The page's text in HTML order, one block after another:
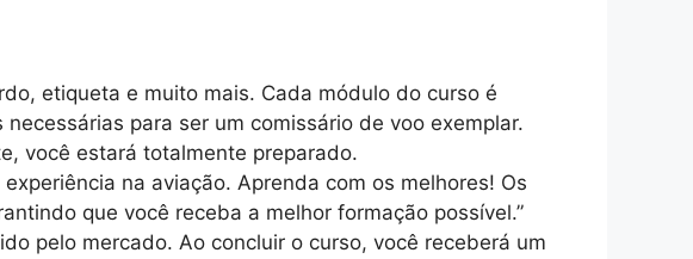
etiqueta e muito mais. Cada módulo do curso é
para ser um comissário de voo exemplar.
você estará totalmente preparado.
na aviação. Aprenda com os melhores! Os
que você receba a melhor formação possível.”
pelo mercado. Ao concluir o curso, você receberá um